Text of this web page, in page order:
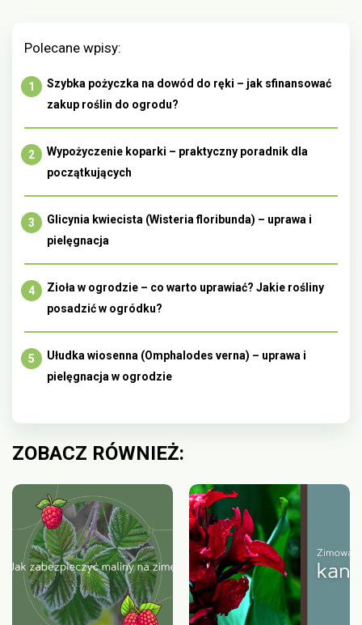
Polecane wpisy:
Szybka pożyczka na dowód do ręki – jak sfinansować
zakup roślin do ogrodu?
Wypożyczenie koparki – praktyczny poradnik dla
początkujących
Glicynia kwiecista (Wisteria floribunda) – uprawa i
pielęgnacja
Zioła w ogrodzie – co warto uprawiać? Jakie rośliny
posadzić w ogródku?
Ułudka wiosenna (Omphalodes verna) – uprawa i
pielęgnacja w ogrodzie
ZOBACZ RÓWNIEŻ: